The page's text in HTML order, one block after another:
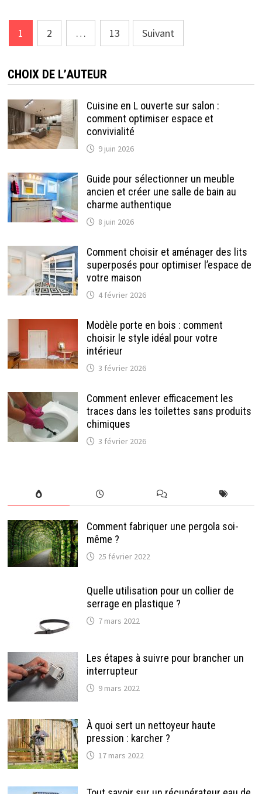
?Pagination
des
publications
1 2 … 13 Suivant
CHOIX DE L’AUTEUR
Cuisine en L ouverte sur salon :
comment optimiser espace et
convivialité
9 juin 2026
Guide pour sélectionner un meuble
ancien et créer une salle de bain au
charme authentique
8 juin 2026
Comment choisir et aménager des lits
superposés pour optimiser l’espace de
votre maison
4 février 2026
Modèle porte en bois : comment
choisir le style idéal pour votre
intérieur
3 février 2026
Comment enlever efficacement les
traces dans les toilettes sans produits
chimiques
3 février 2026
Comment fabriquer une pergola soi-
même ?
25 février 2022
Quelle utilisation pour un collier de
serrage en plastique ?
7 mars 2022
Les étapes à suivre pour brancher un
interrupteur
9 mars 2022
À quoi sert un nettoyeur haute
pression : karcher ?
17 mars 2022